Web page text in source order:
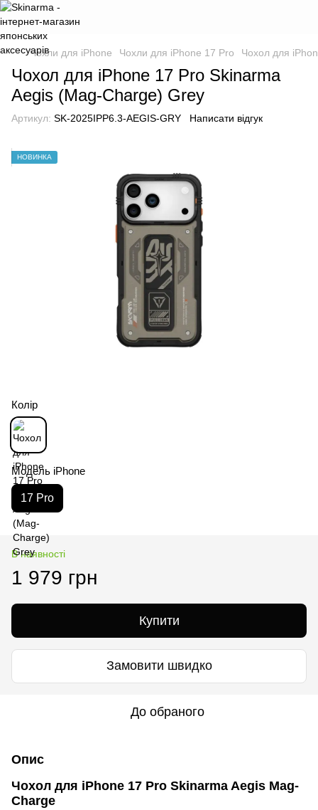
Чохли для iPhone Чохли для iPhone 17 Pro Чохол для
Чохол для iPhone 17 Pro Skinarma
Aegis (Mag-Charge) Grey
Артикул: SK-2025IPP6.3-AEGIS-GRY Написати відгук
НОВИНКА
Колір
Модель iPhone
17 Pro
В наявності
1 979 грн
Купити
Замовити швидко
До обраного
Опис
Чохол для iPhone 17 Pro Skinarma Aegis Mag-
Charge